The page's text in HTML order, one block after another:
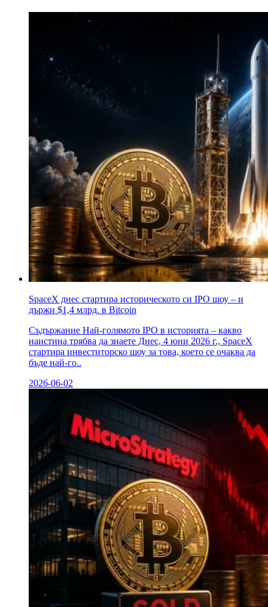
SpaceX днес стартира историческото си IPO шоу – и
държи $1,4 млрд. в Bitcoin
Съдържание Най-голямото IPO в историята – какво
наистина трябва да знаете Днес, 4 юни 2026 г., SpaceX
стартира инвеститорско шоу за това, което се очаква да
бъде най-го..
2026-06-02